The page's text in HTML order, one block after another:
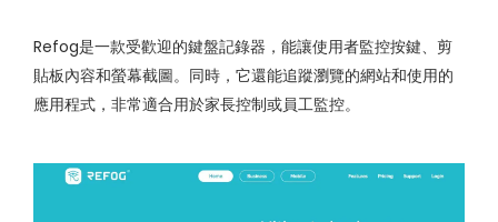
Refog是一款受歡迎的鍵盤記錄器，能讓使用者監控按鍵、剪
貼板內容和螢幕截圖。同時，它還能追蹤瀏覽的網站和使用的
應用程式，非常適合用於家長控制或員工監控。